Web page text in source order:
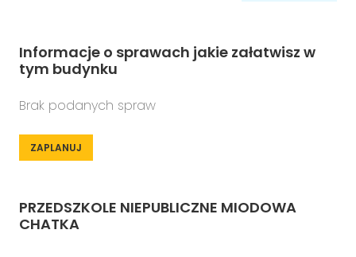
Informacje o sprawach jakie załatwisz w
tym budynku
Brak podanych spraw
ZAPLANUJ
PRZEDSZKOLE NIEPUBLICZNE MIODOWA
CHATKA